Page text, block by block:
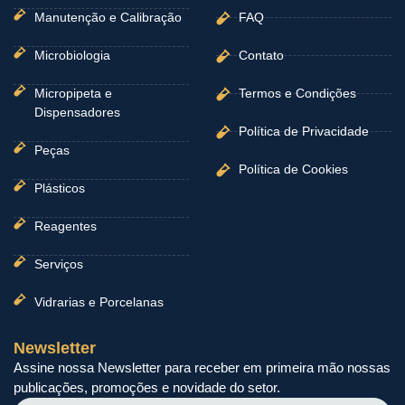
Manutenção e Calibração
Microbiologia
Micropipeta e
Dispensadores
Peças
Plásticos
Reagentes
Serviços
Vidrarias e Porcelanas
FAQ
Contato
Termos e Condições
Política de Privacidade
Política de Cookies
Newsletter
Assine nossa Newsletter para receber em primeira mão nossas
publicações, promoções e novidade do setor.